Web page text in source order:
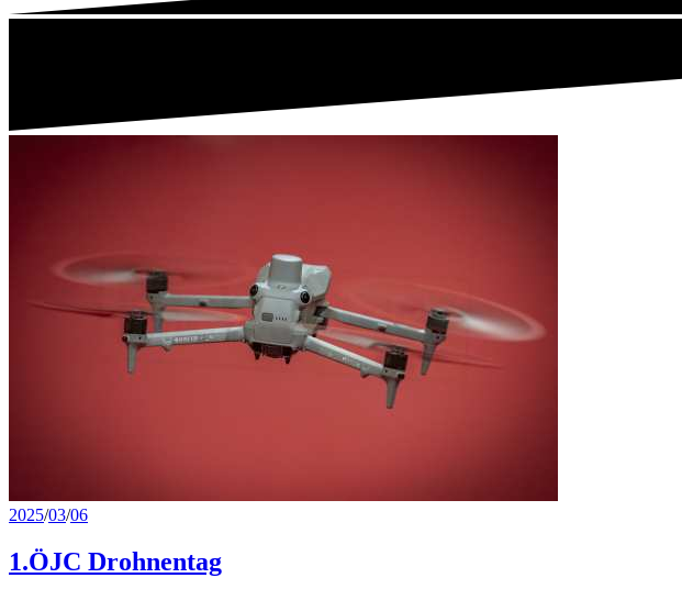
2025/03/06
1.ÖJC Drohnentag